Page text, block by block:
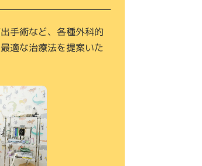
手術など、各種外科的
適な治療法を提案いた